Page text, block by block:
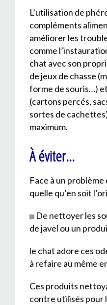
L’utilisation de
compléments
améliorer les
comme
chat avec son
de jeux de chasse
forme de souris…)
(cartons percés,
sortes de
maximum.
À éviter…
Face à un
quelle qu’en soit
De nettoyer les
de javel ou un
le chat adore ces
à refaire au même
Ces produits
contre utilisés pour